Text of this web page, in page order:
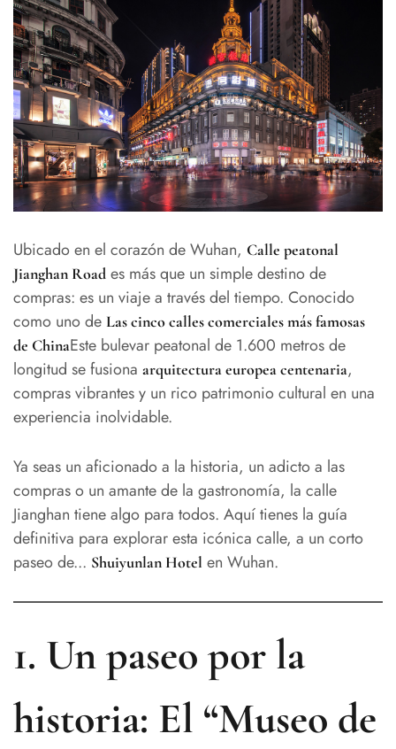
Ubicado en el corazón de Wuhan, Calle peatonal
Jianghan Road es más que un simple destino de
compras: es un viaje a través del tiempo. Conocido
como uno de Las cinco calles comerciales más famosas
de ChinaEste bulevar peatonal de 1.600 metros de
longitud se fusiona arquitectura europea centenaria,
compras vibrantes y un rico patrimonio cultural en una
experiencia inolvidable.
Ya seas un aficionado a la historia, un adicto a las
compras o un amante de la gastronomía, la calle
Jianghan tiene algo para todos. Aquí tienes la guía
definitiva para explorar esta icónica calle, a un corto
paseo de... Shuiyunlan Hotel en Wuhan.
1. Un paseo por la
historia: El “Museo de